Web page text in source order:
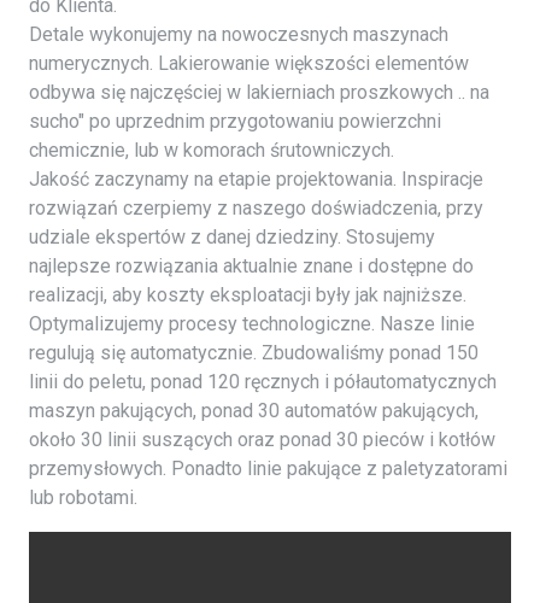
do Klienta.
Detale wykonujemy na nowoczesnych maszynach
numerycznych. Lakierowanie większości elementów
odbywa się najczęściej w lakierniach proszkowych .. na
sucho" po uprzednim przygotowaniu powierzchni
chemicznie, lub w komorach śrutowniczych.
Jakość zaczynamy na etapie projektowania. Inspiracje
rozwiązań czerpiemy z naszego doświadczenia, przy
udziale ekspertów z danej dziedziny. Stosujemy
najlepsze rozwiązania aktualnie znane i dostępne do
realizacji, aby koszty eksploatacji były jak najniższe.
Optymalizujemy procesy technologiczne. Nasze linie
regulują się automatycznie. Zbudowaliśmy ponad 150
linii do peletu, ponad 120 ręcznych i półautomatycznych
maszyn pakujących, ponad 30 automatów pakujących,
około 30 linii suszących oraz ponad 30 pieców i kotłów
przemysłowych. Ponadto linie pakujące z paletyzatorami
lub robotami.